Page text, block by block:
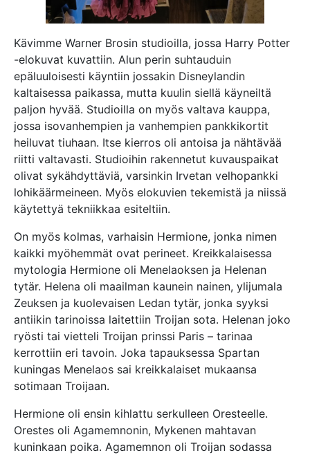
Kävimme Warner Brosin studioilla, jossa Harry Potter
-elokuvat kuvattiin. Alun perin suhtauduin
epäluuloisesti käyntiin jossakin Disneylandin
kaltaisessa paikassa, mutta kuulin siellä käyneiltä
paljon hyvää. Studioilla on myös valtava kauppa,
jossa isovanhempien ja vanhempien pankkikortit
heiluvat tiuhaan. Itse kierros oli antoisa ja nähtävää
riitti valtavasti. Studioihin rakennetut kuvauspaikat
olivat sykähdyttäviä, varsinkin Irvetan velhopankki
lohikäärmeineen. Myös elokuvien tekemistä ja niissä
käytettyä tekniikkaa esiteltiin.
On myös kolmas, varhaisin Hermione, jonka nimen
kaikki myöhemmät ovat perineet. Kreikkalaisessa
mytologia Hermione oli Menelaoksen ja Helenan
tytär. Helena oli maailman kaunein nainen, ylijumala
Zeuksen ja kuolevaisen Ledan tytär, jonka syyksi
antiikin tarinoissa laitettiin Troijan sota. Helenan joko
ryösti tai vietteli Troijan prinssi Paris – tarinaa
kerrottiin eri tavoin. Joka tapauksessa Spartan
kuningas Menelaos sai kreikkalaiset mukaansa
sotimaan Troijaan.
Hermione oli ensin kihlattu serkulleen Oresteelle.
Orestes oli Agamemnonin, Mykenen mahtavan
kuninkaan poika. Agamemnon oli Troijan sodassa